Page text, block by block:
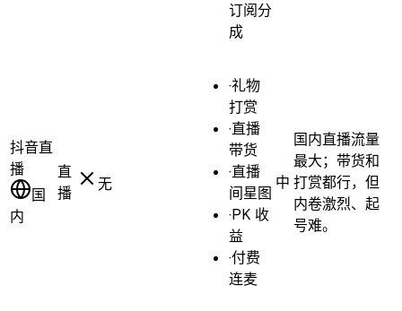
订阅分
成
抖音直
播
国
内
直
播
无
·礼物
打赏
·直播
带货
·直播
间星图
·PK 收
益
·付费
连麦
中
国内直播流量
最大；带货和
打赏都行，但
内卷激烈、起
号难。